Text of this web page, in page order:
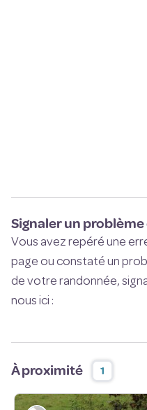
Signaler un
Vous avez repéré une
page ou constaté un
de votre randonnée,
nous ici :
À proximité 1